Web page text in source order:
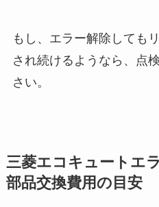
もし、エラー解除しても
され続けるようなら、点
さい。
三菱エコキュートエ
部品交換費用の目安